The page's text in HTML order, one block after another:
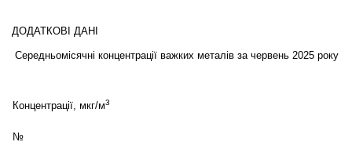
ДОДАТКОВІ ДАНІ
Середньомісячні концентрації важких металів за червень 2025 року
Концентрації, мкг/м3
№